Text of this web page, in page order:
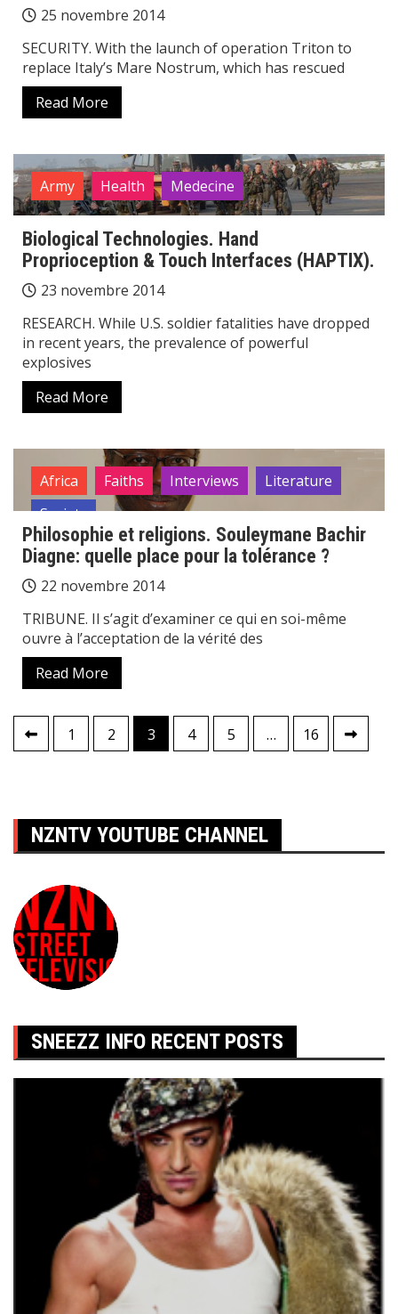
25 novembre 2014
SECURITY. With the launch of operation Triton to
replace Italy’s Mare Nostrum, which has rescued
Read More
Army Health Medecine
Biological Technologies. Hand
Proprioception & Touch Interfaces (HAPTIX).
23 novembre 2014
RESEARCH. While U.S. soldier fatalities have dropped
in recent years, the prevalence of powerful
explosives
Read More
Africa Faiths Interviews
Literature
Society
Philosophie et religions. Souleymane Bachir
Diagne: quelle place pour la tolérance ?
22 novembre 2014
TRIBUNE. Il s’agit d’examiner ce qui en soi-même
ouvre à l’acceptation de la vérité des
Read More
Pagination
des
1 2 3 4 5 … 16
NZNTV YOUTUBE CHANNEL
SNEEZZ INFO RECENT POSTS